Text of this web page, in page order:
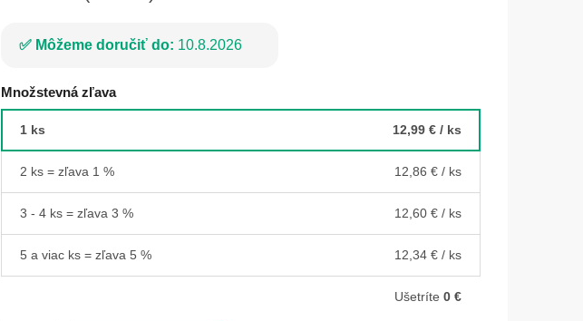
Môžeme doručiť do: 10.8.2026
Množstevná zľava
1 ks 12,99 € / ks
2 ks = zľava 1 % 12,86 € / ks
3 - 4 ks = zľava 3 % 12,60 € / ks
5 a viac ks = zľava 5 % 12,34 € / ks
Ušetríte 0 €